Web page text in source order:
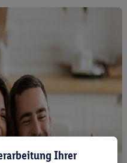
Ihrer